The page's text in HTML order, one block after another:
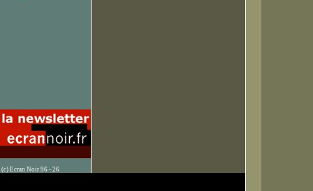
(c) Ecran Noir 96 - 26